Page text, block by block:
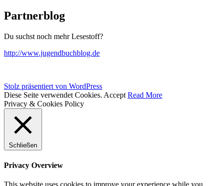
Partnerblog
Du suchst noch mehr Lesestoff?
http://www.jugendbuchblog.de
Stolz präsentiert von WordPress
Diese Seite verwendet Cookies. Accept Read More
Privacy & Cookies Policy
Schließen
Privacy Overview
This website uses cookies to improve your experience while you